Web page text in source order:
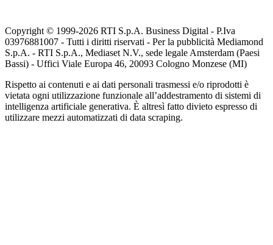
Copyright © 1999-2026 RTI S.p.A. Business Digital - P.Iva
03976881007 - Tutti i diritti riservati - Per la pubblicità Mediamond
S.p.A. - RTI S.p.A., Mediaset N.V., sede legale Amsterdam (Paesi
Bassi) - Uffici Viale Europa 46, 20093 Cologno Monzese (MI)
Rispetto ai contenuti e ai dati personali trasmessi e/o riprodotti è
vietata ogni utilizzazione funzionale all’addestramento di sistemi di
intelligenza artificiale generativa. È altresì fatto divieto espresso di
utilizzare mezzi automatizzati di data scraping.